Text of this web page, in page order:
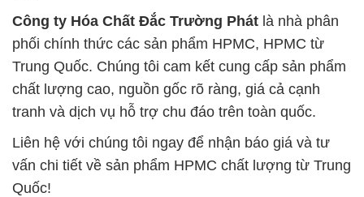
Công ty Hóa Chất Đắc Trường Phát là nhà phân
phối chính thức các sản phẩm HPMC, HPMC từ
Trung Quốc. Chúng tôi cam kết cung cấp sản phẩm
chất lượng cao, nguồn gốc rõ ràng, giá cả cạnh
tranh và dịch vụ hỗ trợ chu đáo trên toàn quốc.
Liên hệ với chúng tôi ngay để nhận báo giá và tư
vấn chi tiết về sản phẩm HPMC chất lượng từ Trung
Quốc!